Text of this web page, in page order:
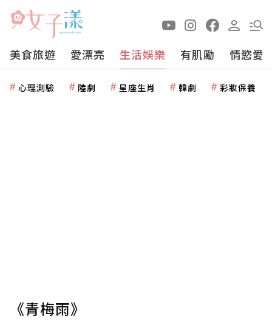
美食旅遊 愛漂亮 生活娛樂 有肌勵 情慾愛
心理測驗 陸劇 星座生肖 韓劇 彩妝保養
《青梅雨》